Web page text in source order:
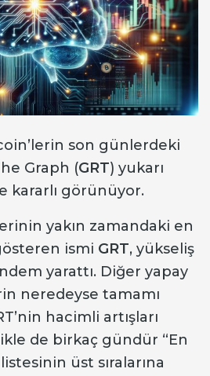
son günlerdeki
Graph (GRT) yukarı
kararlı görünüyor.
yakın zamandaki en
ismi GRT, yükseliş
yarattı. Diğer yapay
neredeyse tamamı
hacimli artışları
de birkaç gündür “En
üst sıralarına